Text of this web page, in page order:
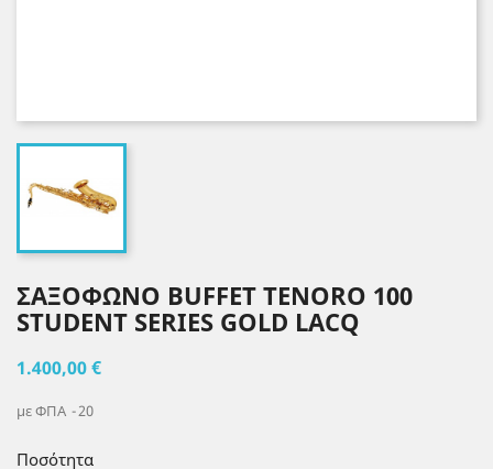
ΣΑΞΌΦΩΝΟ BUFFET ΤENORO 100
STUDENT SERIES GOLD LACQ
1.400,00 €
με ΦΠΑ 20
Ποσότητα